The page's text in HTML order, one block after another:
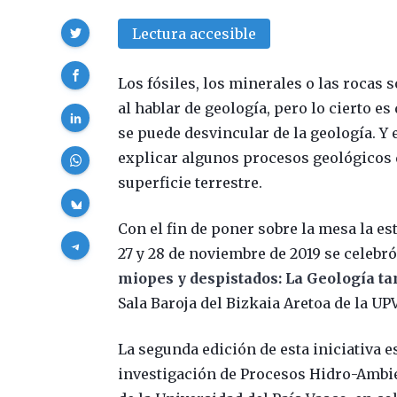
Lectura accesible
Los fósiles, los minerales o las rocas
al hablar de geología, pero lo cierto
se puede desvincular de la geología.
explicar algunos procesos geológicos
superficie terrestre.
Con el fin de poner sobre la mesa la
27 y 28 de noviembre de 2019 se
miopes y despistados: La Geología
Sala Baroja del Bizkaia Aretoa de la
La segunda edición de esta iniciativa
investigación de Procesos Hidro-
Compartir